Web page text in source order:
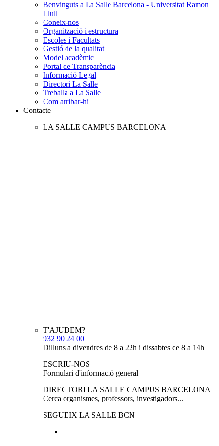
Benvinguts a La Salle Barcelona - Universitat Ramon
Llull
Coneix-nos
Organització i estructura
Escoles i Facultats
Gestió de la qualitat
Model acadèmic
Portal de Transparència
Informació Legal
Directori La Salle
Treballa a La Salle
Com arribar-hi
Contacte
LA SALLE CAMPUS BARCELONA
T'AJUDEM?
932 90 24 00
Dilluns a divendres de 8 a 22h i dissabtes de 8 a 14h
ESCRIU-NOS
Formulari d'informació general
DIRECTORI LA SALLE CAMPUS BARCELONA
Cerca organismes, professors, investigadors...
SEGUEIX LA SALLE BCN